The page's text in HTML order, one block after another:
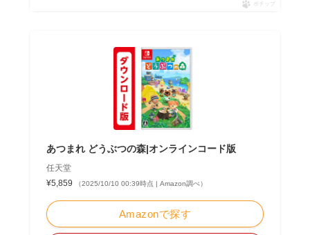
ポチップ
あつまれ どうぶつの森|オンラインコード版
任天堂
¥5,859
（2025/10/10 00:39時点 | Amazon調べ）
Amazonで探す